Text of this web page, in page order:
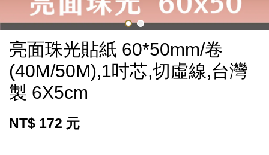
亮面珠光貼紙 60*50mm/卷
(40M/50M),1吋芯,切虛線,台灣
製 6X5cm
NT$ 172 元